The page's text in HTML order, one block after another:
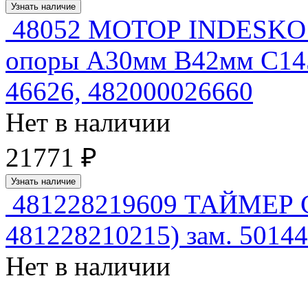
Узнать наличие
48052 МОТОР
опоры А30мм В42мм
46626, 482000026660
Нет в наличии
21771 ₽
Узнать наличие
481228219609
481228210215) зам.
Нет в наличии